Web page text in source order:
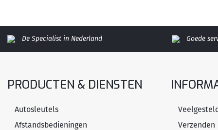
De Specialist in Nederland Goede
PRODUCTEN & DIENSTEN
Autosleutels
Afstandsbedieningen
Verzenden